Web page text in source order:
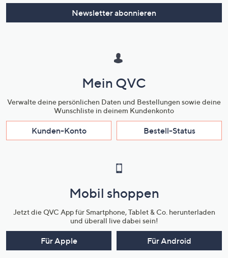
Newsletter abonnieren
Mein QVC
Verwalte deine persönlichen Daten und Bestellungen sowie deine
Wunschliste in deinem Kundenkonto
Kunden-Konto Bestell-Status
Mobil shoppen
Jetzt die QVC App für Smartphone, Tablet & Co. herunterladen
und überall live dabei sein!
Für Apple Für Android